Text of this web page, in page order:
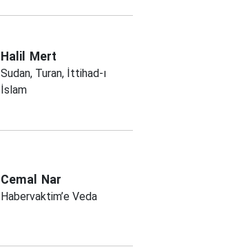
Halil Mert
Sudan, Turan, İttihad-ı
İslam
Cemal Nar
Habervaktim’e Veda